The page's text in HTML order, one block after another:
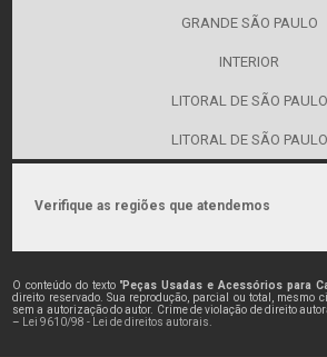
GRANDE SÃO PAULO
INTERIOR
LITORAL DE SÃO PAULO
LITORAL DE SÃO PAULO
Verifique as regiões que atendemos
O conteúdo do texto "Peças Usadas e Acessórios para
direito reservado. Sua reprodução, parcial ou total, mesmo
sem a autorização do autor. Crime de violação de direito
–
Lei 9610/98 - Lei de direitos autorais